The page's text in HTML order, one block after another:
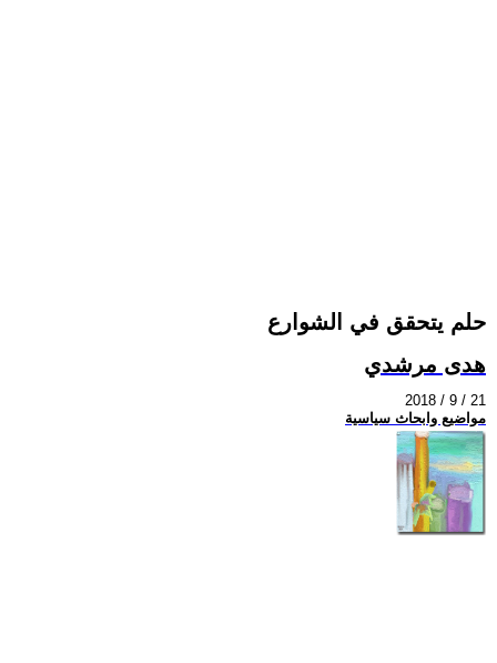
حلم يتحقق في الشوارع
هدى مرشدي
2018 / 9 / 21
مواضيع وابحاث سياسية